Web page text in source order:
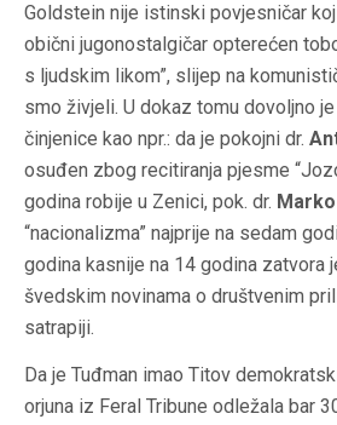
Goldstein nije istinski povjesničar
obični jugonostalgičar opterećen
s ljudskim likom”, slijep na
smo živjeli. U dokaz tomu dovoljno
činjenice kao npr.: da je pokojni dr.
osuđen zbog recitiranja pjesme
godina robije u Zenici, pok. dr.
“nacionalizma” najprije na sedam
godina kasnije na 14 godina zatvora
švedskim novinama o društvenim
satrapiji.
Da je Tuđman imao Titov
orjuna iz Feral Tribune odležala bar